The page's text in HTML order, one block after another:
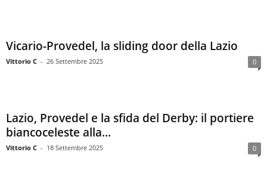
Vicario-Provedel, la sliding door della Lazio
Vittorio C - 26 Settembre 2025 0
Lazio, Provedel e la sfida del Derby: il portiere
biancoceleste alla...
Vittorio C - 18 Settembre 2025 0